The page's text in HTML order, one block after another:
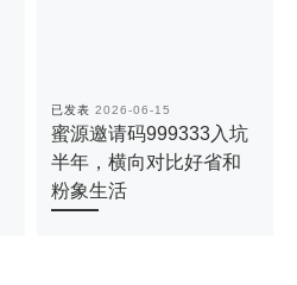
已发表 2026-06-15
蜜源邀请码999333入坑
半年，横向对比好省和
粉象生活